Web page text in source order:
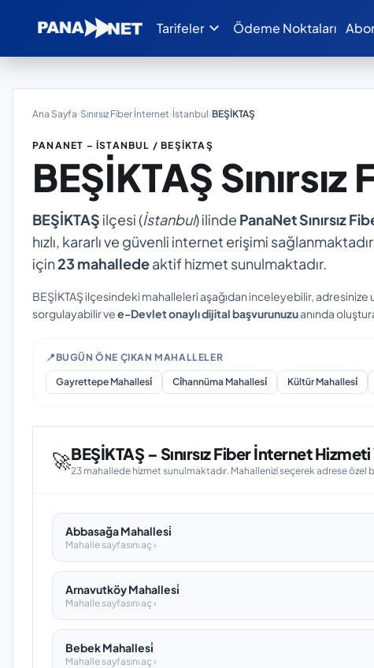
Tarifeler expand_more Ödeme Noktaları
Ana Sayfa›Sınırsız Fiber İnternet›İstanbul›BEŞİKTAŞ
PANANET – İSTANBUL / BEŞİKTAŞ
BEŞİKTAŞ
BEŞİKTAŞ ilçesi (İstanbul) ilinde PanaNet Sınırsız
hızlı, kararlı ve güvenli internet erişimi
için23 mahalledeaktif hizmet sunulmaktadır.
BEŞİKTAŞ ilçesindeki mahalleleri aşağıdan inceleyebilir, adresinize
sorgulayabilir vee-Devlet onaylı dijital başvurunuzuanında
📍 BUGÜN ÖNE ÇIKAN MAHALLELER
Gayrettepe Mahallesi̇ Ci̇hannüma Mahallesi̇ Kültür Mahallesi̇
🚀BEŞİKTAŞ – Sınırsız Fiber İnternet
23 mahallede hizmet sunulmaktadır. Mahallenizi seçerek adrese özel
Abbasağa Mahallesi̇
Mahalle sayfasını aç ›
Arnavutköy Mahallesi̇
Mahalle sayfasını aç ›
Bebek Mahallesi̇
Mahalle sayfasını aç ›